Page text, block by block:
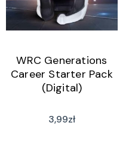
WRC Generations
Career Starter Pack
(Digital)
3,99zł